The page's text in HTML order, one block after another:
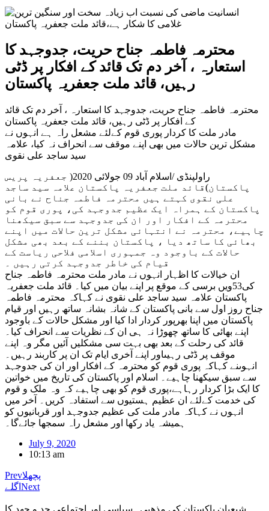
محترمہ فاطمہ جناح حریت، جدوجہد کا
استعارہ ، آخر دم تک قائد کے افکار پر ڈٹی
رہیں، قائد ملت جعفریہ پاکستان
محترمہ فاطمہ جناح حریت، جدوجہد کا استعارہ ، آخر دم تک قائد
کے افکار پر ڈٹی رہیں، قائد ملت جعفریہ پاکستان
مادر ملت کا کردار پوری قوم کےلئے مشعل راہ ہے انہوں نے
مشکل ترین حالات میں بھی اپنے موقف سے انحراف نہ کیا، علامہ
سید ساجد علی نقوی
راولپنڈی /اسلام آباد 09 جولائی 2020( جعفریہ پریس
پاکستان)قائد ملت جعفریہ پاکستان علامہ سید ساجد
علی نقوی کہتے ہیں محترمہ فاطمہ جناح نے بانی
پاکستان کے ہمراہ ایک عظیم جدوجہد کی، پوری قوم کو
محترمہ کے افکار اور ان کی جدوجہد سے سبق سیکھنا
چاہیے، محترمہ نے انتہائی مشکل ترین حالات میں اپنے
بھائی کا ساتھ دیا ، پاکستان بننے کے بعد بھی مشکل
حالات کے باوجود وہ جمہوری اسلامی فلاحی ریاست کے
قیام کی خاطر جدوجہد کرتی رہیں ۔
ان خیالات کا اظہار انہوں نے مادر ملت محترمہ فاطمہ جناح
کی53ویں برسی کے موقع پر اپنے بیان میں کیا۔ قائد ملت جعفریہ
پاکستان علامہ سید ساجد علی نقوی نے کہاکہ محترمہ فاطمہ
جناح روز اول سے بانی پاکستان کے شانہ بشانہ ساتھ رہیں اور قیام
پاکستان میں اپنا بھرپور کردار ادا کیا اور مشکل حالات کے باوجود
اپنے بھائی کا ساتھ چھوڑا نہ ہی ان کے نظریات سے انحراف کیا۔
قائد کی رحلت کے بعد بھی بہت سی مشکلیں آئیں مگر وہ اپنے
موقف پر ڈٹی رہیںاور اپنے آخری ایام تک ان پر کاربند رہیں۔
انہوںنے کہاکہ پوری قوم کو محترمہ کے افکار اور ان کی جدوجہد
سے سبق سیکھنا چاہیے۔ اسلام اور پاکستان کی تاریخ میں خواتین
کا ایک بڑا کردار رہاہے،پوری قوم کو بھی چاہیے کہ وہ ملک و قوم
کی خدمت کےلئے ان عظیم ہستیوں سے استفادہ کریں۔ آخر میں
انہوں نے کہاکہ مادر ملت کی عظیم جدوجہد اور قربانیوں کو
ہمیشہ یاد رکھا اور مشعل راہ سمجھا جائےگا۔
July 9, 2020
10:13 am
Prevپچھلا
اگلے Next
شیعیان پاکستان کی مذهبی , سیاسی اور اجتماعی جد و جهد کا